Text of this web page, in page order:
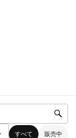
すべて 販売中